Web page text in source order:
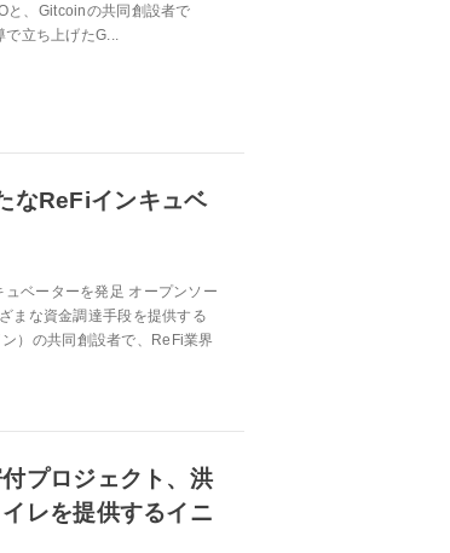
と、Gitcoinの共同創設者で
立ち上げたG...
なReFiインキュベ
ベーターを発足 オープンソー
まな資金調達手段を提供する
）の共同創設者で、ReFi業界
プロジェクト、洪
レを提供するイニ